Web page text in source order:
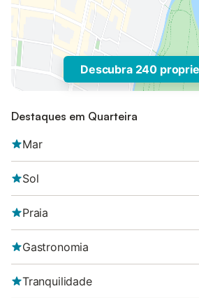
Descubra 240
Destaques em Quarteira
Mar
Sol
Praia
Gastronomia
Tranquilidade